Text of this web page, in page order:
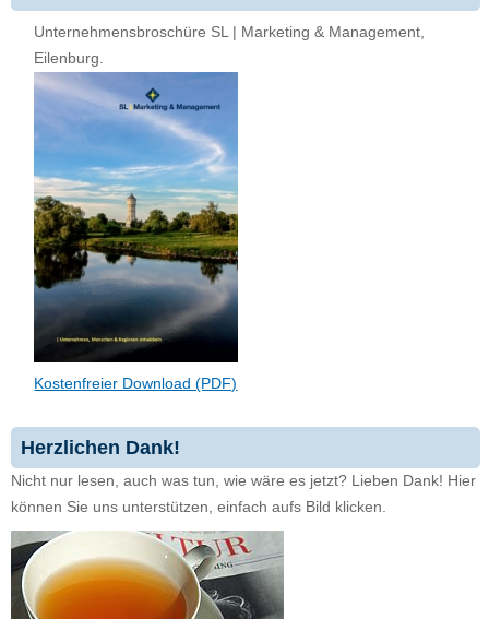
Unternehmensbroschüre SL | Marketing & Management,
Eilenburg.
Kostenfreier Download (PDF)
Herzlichen Dank!
Nicht nur lesen, auch was tun, wie wäre es jetzt? Lieben Dank! Hier
können Sie uns unterstützen, einfach aufs Bild klicken.